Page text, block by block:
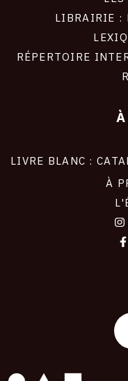
LIBRAIRIE :
RÉPERTOIRE
LIVRE BLANC :
À